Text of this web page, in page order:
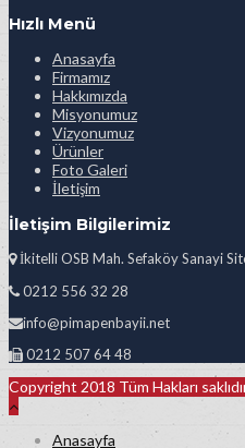
Hızlı Menü
Anasayfa
Firmamız
Hakkımızda
Misyonumuz
Vizyonumuz
Ürünler
Foto Galeri
İletişim
İletişim Bilgilerimiz
İkitelli OSB Mah. Sefaköy Sanayi
0212 556 32 28
info@pimapenbayii.net
0212 507 64 48
Copyright 2018 Tüm Hakları
Anasayfa